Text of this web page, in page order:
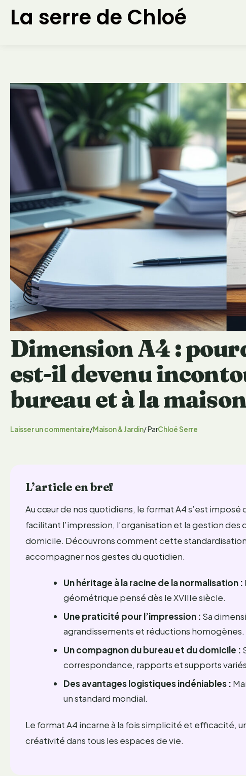
contenu
La serre de Chloé
Dimension A4 :
est-il devenu
bureau et à la
Laisser un commentaire/Maison & Jardin/ ParChloé Serre
L’article en bref
Au cœur de nos quotidiens, le format A4 s’est
facilitant l’impression, l’organisation et la gestion des
domicile. Découvrons comment cette
accompagner nos gestes du quotidien.
Un héritage à la racine de la normalisation :
géométrique pensé dès le XVIIIe siècle.
Une praticité pour l’impression : Sa
agrandissements et réductions homogènes.
Un compagnon du bureau et du domicile :
correspondance, rapports et supports
Des avantages logistiques indéniables :
un standard mondial.
Le format A4 incarne à la fois simplicité et efficacité,
créativité dans tous les espaces de vie.